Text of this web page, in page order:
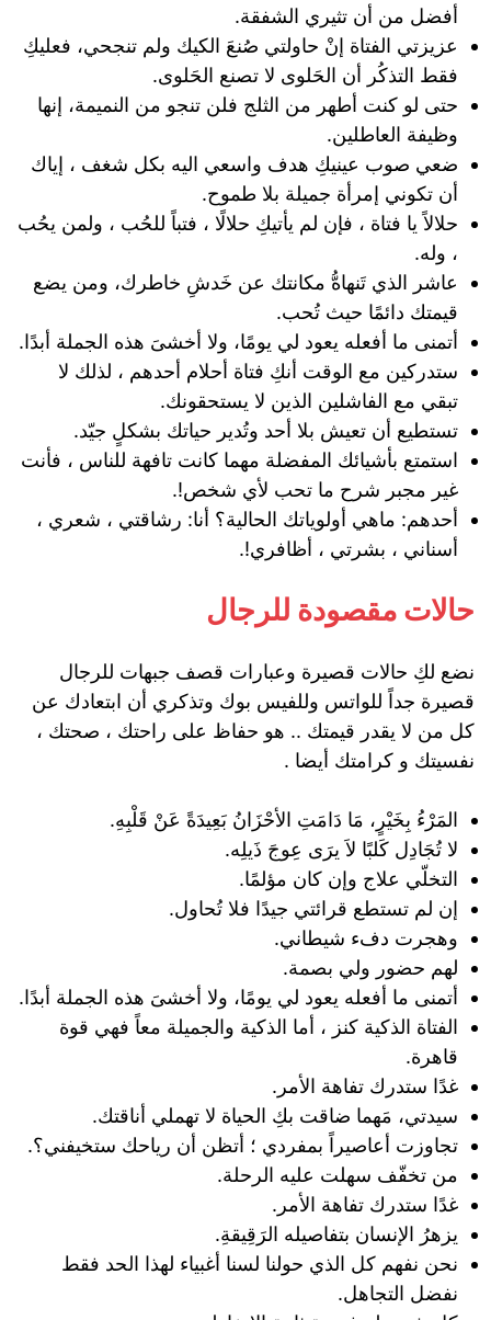
أفضل من أن تثيري الشفقة.
عزيزتي الفتاة إنْ حاولتي صُنعَ الكيك ولم تنجحي، فعليكِ
فقط التذكُر أن الحَلوى لا تصنع الحَلوى.
حتى لو كنت أطهر من الثلج فلن تنجو من النميمة، إنها
وظيفة العاطلين.
ضعي صوب عينيكِ هدف واسعي اليه بكل شغف ، إياك
أن تكوني إمرأة جميلة بلا طموح.
حلالاً يا فتاة ، فإن لم يأتيكِ حلالًا ، فتباً للحُب ، ولمن يحُب
، وله.
عاشر الذي تَنهاهُّ مكانتك عن خَدشِ خاطرك، ومن يضع
قيمتك دائمًا حيث تُحب.
أتمنى ما أفعله يعود لي يومًا، ولا أخشىَ هذه الجملة أبدًا.
ستدركين مع الوقت أنكِ فتاة أحلام أحدهم ، لذلك لا
تبقي مع الفاشلين الذين لا يستحقونك.
تستطيع أن تعيش بلا أحد وتُدير حياتك بشكلٍ جيّد.
استمتع بأشيائك المفضلة مهما كانت تافهة للناس ، فأنت
غير مجبر شرح ما تحب لأي شخص!.
أحدهم: ماهي أولوياتك الحالية؟ أنا: رشاقتي ، شعري ،
أسناني ، بشرتي ، أظافري!.
حالات مقصودة للرجال
نضع لكِ حالات قصيرة وعبارات قصف جبهات للرجال
قصيرة جداً للواتس وللفيس بوك وتذكري أن ابتعادك عن
كل من لا يقدر قيمتك .. هو حفاظ على راحتك ، صحتك ،
نفسيتك و كرامتك أيضا .
المَرْءُ بِخَيْرٍ، مَا دَامَتِ الأحْزَانُ بَعِيدَةً عَنْ قَلْبِهِ.
لا تُجَادِل كَلبًا لاَ يرَى عِوجَ ذَيلِه.
التخلّي علاج وإن كان مؤلمًا.
إن لم تستطع قرائتي جيدًا فلا تُحاول.
وهجرت دفء شيطاني.
لهم حضور ولي بصمة.
أتمنى ما أفعله يعود لي يومًا، ولا أخشىَ هذه الجملة أبدًا.
الفتاة الذكية كنز ، أما الذكية والجميلة معاً فهي قوة
قاهرة.
غدًا ستدرك تفاهة الأمر.
سيدتي، مَهما ضاقت بكِ الحياة لا تهملي أناقتك.
تجاوزت أعاصيراً بمفردي ؛ أتظن أن رياحك ستخيفني؟.
من تخفّف سهلت عليه الرحلة.
غدًا ستدرك تفاهة الأمر.
يزهرُ الإنسان بتفاصيله الرَقِيقةِ.
نحن نفهم كل الذي حولنا لسنا أغبياء لهذا الحد فقط
نفضل التجاهل.